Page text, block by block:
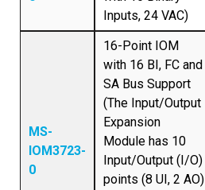
Inputs, 24 VAC)
MS-
IOM3723-
0
16-Point IOM
with 16 BI, FC and
SA Bus Support
(The Input/Output
Expansion
Module has 10
Input/Output (I/O)
points (8 UI, 2 AO)